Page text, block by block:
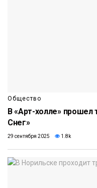
Общество
В «Арт-холле» прошел
Снег»
29 сентября 2025 1.8k